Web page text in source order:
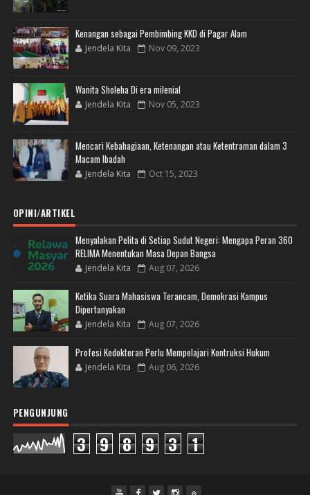
Kenangan sebagai Pembimbing KKD di Pagar Alam
Jendela Kita Nov 09, 2023
Wanita Sholeha Di era milenial
Jendela Kita Nov 05, 2023
Mencari Kebahagiaan, Ketenangan atau Ketentraman dalam 3
Macam Ibadah
Jendela Kita Oct 15, 2023
OPINI/ARTIKEL
Menyalakan Pelita di Setiap Sudut Negeri: Mengapa Peran 360
RELIMA Menentukan Masa Depan Bangsa
Jendela Kita Aug 07, 2026
Ketika Suara Mahasiswa Terancam, Demokrasi Kampus
Dipertanyakan
Jendela Kita Aug 07, 2026
Profesi Kedokteran Perlu Mempelajari Kontruksi Hukum
Jendela Kita Aug 06, 2026
PENGUNJUNG
3 9 8 9 3 1